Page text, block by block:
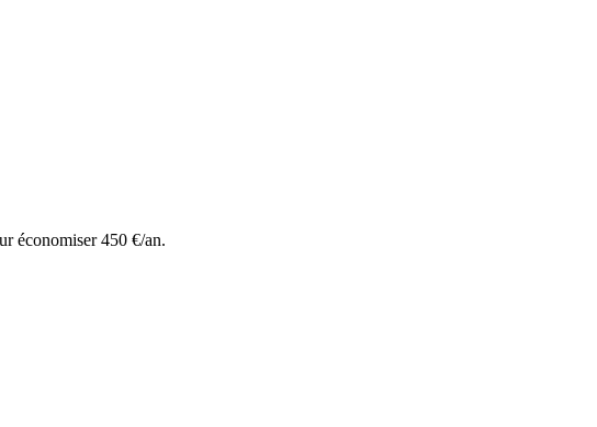
économiser 450 €/an.